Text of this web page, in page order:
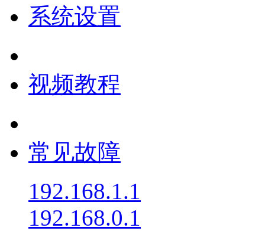
系统设置
视频教程
常见故障
192.168.1.1
192.168.0.1